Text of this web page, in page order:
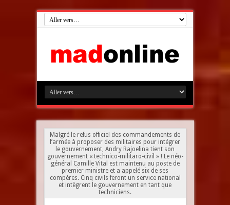
Malgré le refus officiel des commandements de
l’armée à proposer des militaires pour intégrer
le gouvernement, Andry Rajoelina tient son
gouvernement « technico-militaro-civil » ! Le néo-
général Camille Vital est maintenu au poste de
premier ministre et a appelé six de ses
compères. Cinq civils feront un service national
et intègrent le gouvernement en tant que
techniciens.